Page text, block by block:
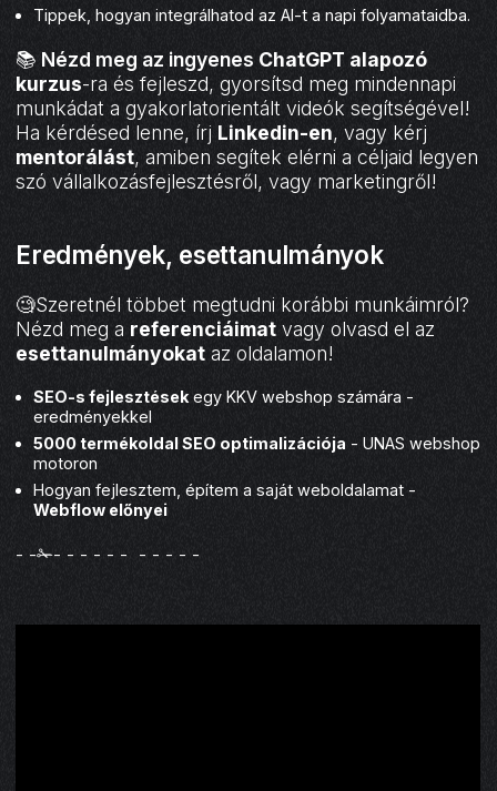
Tippek, hogyan integrálhatod az AI-t a napi folyamataidba.
📚 Nézd meg az ingyenes ChatGPT alapozó
kurzus-ra és fejleszd, gyorsítsd meg mindennapi
munkádat a gyakorlatorientált videók segítségével!
Ha kérdésed lenne, írj Linkedin-en, vagy kérj
mentorálást, amiben segítek elérni a céljaid legyen
szó vállalkozásfejlesztésről, vagy marketingről!
Eredmények, esettanulmányok
🧐Szeretnél többet megtudni korábbi munkáimról?
Nézd meg a referenciáimat vagy olvasd el az
esettanulmányokat az oldalamon!
SEO-s fejlesztések egy KKV webshop számára -
eredményekkel
5000 termékoldal SEO optimalizációja - UNAS webshop
motoron
Hogyan fejlesztem, építem a saját weboldalamat -
Webflow előnyei
- -✁- - - - - - - - - - -